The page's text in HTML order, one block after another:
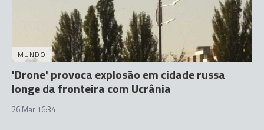
MUNDO
'Drone' provoca explosão em cidade russa
longe da fronteira com Ucrânia
26 Mar 16:34